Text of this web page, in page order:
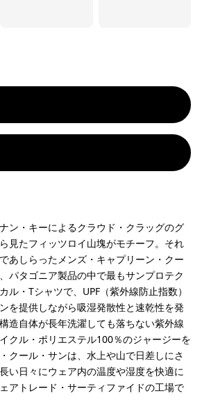
ン・キーによるクラウド・クラッグのグ
見たフィッツロイ山塊がモチーフ。それ
あしらったメンズ・キャプリーン・クー
パタゴニア製品の中で最もサンプロテク
ル・Tシャツで、UPF（紫外線防止指数）
を提供しながら吸湿発散性と速乾性を発
造自体が長年洗濯しても落ちない紫外線
クル・ポリエステル100％のジャージーを
クール・サンは、水上や山で日差しにさ
い日々にウェア内の温度や湿度を快適に
アトレード・サーティファイドの工場で